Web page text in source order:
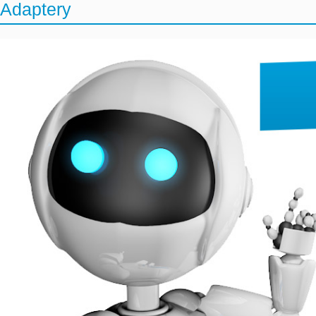
Adaptery